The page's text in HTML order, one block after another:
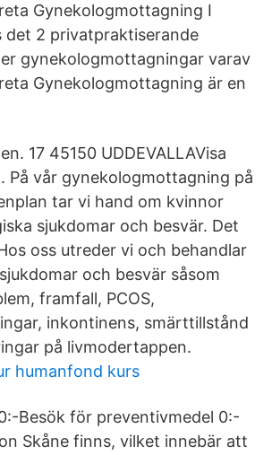
Gynekologmottagning I
det 2 privatpraktiserande
gynekologmottagningar varav
Gynekologmottagning är en
17 45150 UDDEVALLAVisa
På vår gynekologmottagning på
tar vi hand om kvinnor
sjukdomar och besvär. Det
oss utreder vi och behandlar
och besvär såsom
framfall, PCOS,
inkontinens, smärttillstånd
på livmodertappen.
humanfond kurs
Besök för preventivmedel 0:-
Skåne finns, vilket innebär att